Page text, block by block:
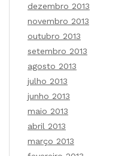
dezembro 2013
novembro 2013
outubro 2013
setembro 2013
agosto 2013
julho 2013
junho 2013
maio 2013
abril 2013
março 2013